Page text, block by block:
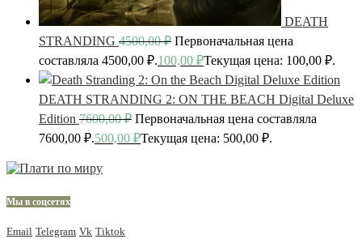
DEATH
STRANDING 4500,00₽ Первоначальная цена
составляла 4500,00 ₽.100,00 ₽Текущая цена: 100,00 ₽.
DEATH STRANDING 2: ON THE BEACH Digital Deluxe
Edition 7600,00₽ Первоначальная цена составляла
7600,00 ₽.500,00 ₽Текущая цена: 500,00 ₽.
Мы в соцсетях
Email Telegram Vk Tiktok